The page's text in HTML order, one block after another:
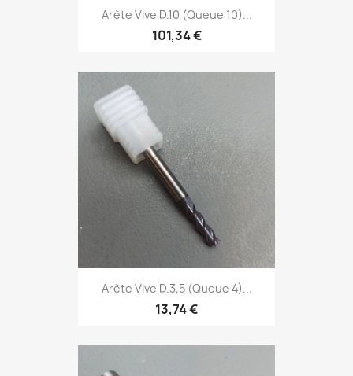
Arète Vive D.10 (Queue 10)...
101,34 €
Arète Vive D.3,5 (Queue 4)...
13,74 €